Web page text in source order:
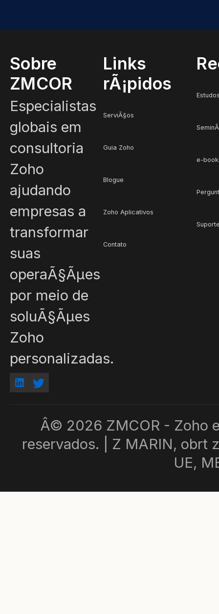
Sobre
ZMCOR
Especialistas
globais em
consultoria
Zoho
ajudando
empresas a
transformar
suas
operaÃ§Ãµes
por meio de
soluÃ§Ãµes
Zoho
personalizadas.
Links
rÃ¡pidos
ServiÃ§os
Guia Zoho
Blogue
Zoho Aplicativos
Contato
e-
Â© 2026 ZMCOR - Zoho
reservados. | Z MARIN, obrt
UE,